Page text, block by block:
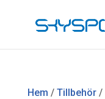
Hem / Tillbehör/